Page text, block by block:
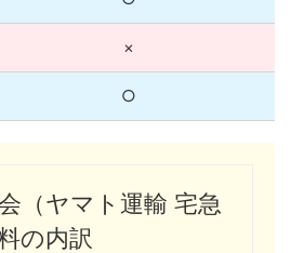
×
○
（ヤマト運輸 宅急
の内訳